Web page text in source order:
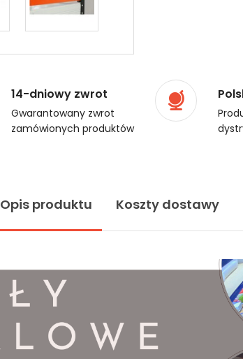
14-dniowy zwrot
Gwarantowany zwrot
zamówionych produktów
Opis produktu Koszty dostawy